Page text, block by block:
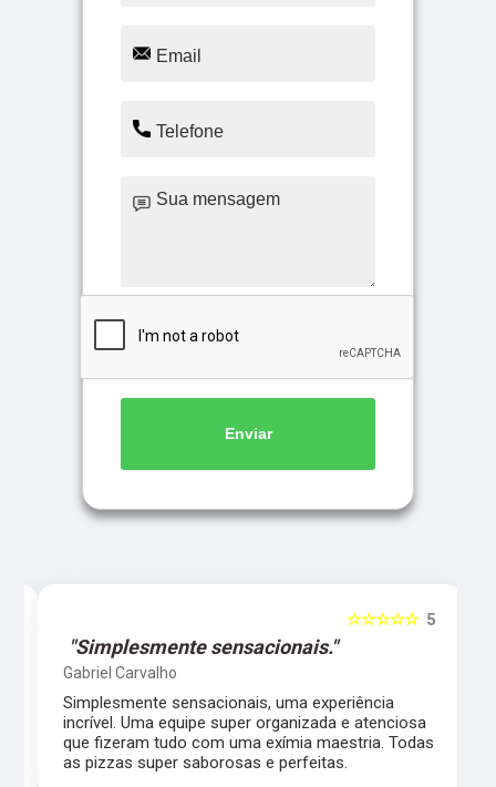
Enviar
5
☆☆☆☆☆
"Simplesmente sensacionais."
Gabriel Carvalho
Simplesmente sensacionais, uma experiência
incrível. Uma equipe super organizada e atenciosa
que fizeram tudo com uma exímia maestria. Todas
as pizzas super saborosas e perfeitas.